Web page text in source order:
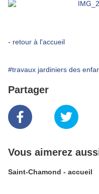
- retour à l'accueil
#travaux jardiniers des
Partager
Vous aimerez
Saint-Chamond - accueil